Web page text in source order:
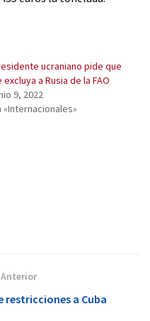
ucraniano pide que
excluya a Rusia de la FAO
9, 2022
«Internacionales»
restricciones a Cuba